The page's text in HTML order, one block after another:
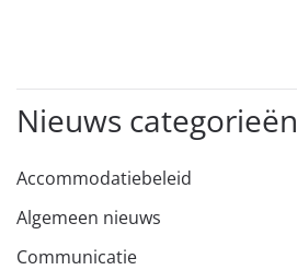
Nieuws categorieën
Accommodatiebeleid
Algemeen nieuws
Communicatie